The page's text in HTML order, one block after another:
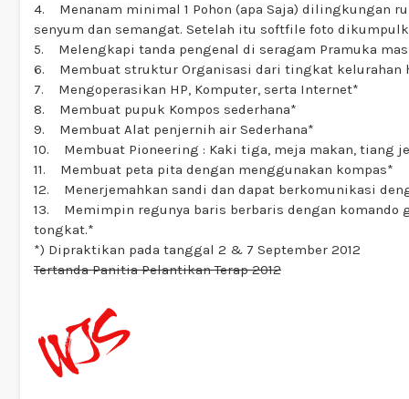
4. Menanam minimal 1 Pohon (apa Saja) dilingkungan
senyum dan semangat. Setelah itu softfile foto
5. Melengkapi tanda pengenal di seragam Pramuka
6. Membuat struktur Organisasi dari tingkat kelurahan
7. Mengoperasikan HP, Komputer, serta Internet*
8. Membuat pupuk Kompos sederhana*
9. Membuat Alat penjernih air Sederhana*
10. Membuat Pioneering : Kaki tiga, meja makan, tiang
11. Membuat peta pita dengan menggunakan kompas*
12. Menerjemahkan sandi dan dapat berkomunikasi
13. Memimpin regunya baris berbaris dengan komando
tongkat.*
*) Dipraktikan pada tanggal 2 & 7 September 2012
Tertanda Panitia Pelantikan Terap 2012